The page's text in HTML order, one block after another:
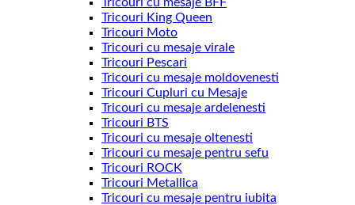
Tricouri King Queen
Tricouri Moto
Tricouri cu mesaje virale
Tricouri Pescari
Tricouri cu mesaje moldovenesti
Tricouri Cupluri cu Mesaje
Tricouri cu mesaje ardelenesti
Tricouri BTS
Tricouri cu mesaje oltenesti
Tricouri cu mesaje pentru sefu
Tricouri ROCK
Tricouri Metallica
Tricouri cu mesaje pentru iubita